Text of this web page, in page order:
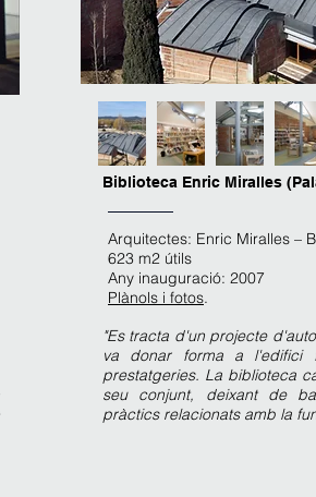
Biblioteca Enric Miralles
Arquitectes: Enric Miralles –
623 m2 útils
Any inauguració: 2007
Plànols i fotos.
"Es tracta d'un projecte
va donar forma a
prestatgeries. La biblioteca
seu conjunt, deixant de
pràctics relacionats amb la